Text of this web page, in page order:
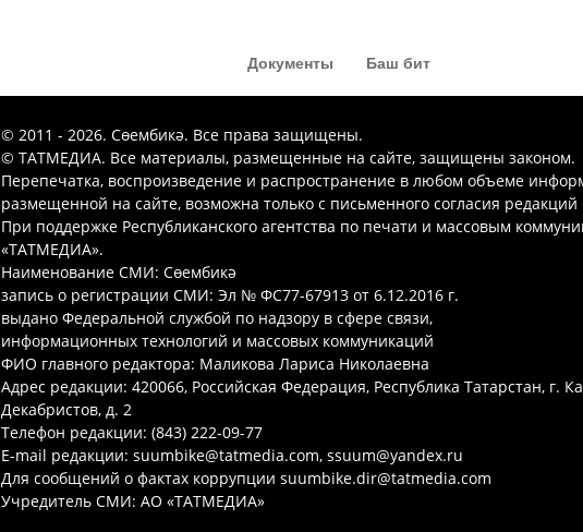
Документы Баш бит
© 2011 - 2026. Сөембикә. Все права защищены.
© ТАТМЕДИА. Все материалы, размещенные на сайте, защищены законом.
Перепечатка, воспроизведение и распространение в любом объеме
размещенной на сайте, возможна только с письменного согласия
При поддержке Республиканского агентства по печати и массовым
«ТАТМЕДИА».
Наименование СМИ: Сөембикә
запись о регистрации СМИ: Эл № ФС77-67913 от 6.12.2016 г.
выдано Федеральной службой по надзору в сфере связи,
информационных технологий и массовых коммуникаций
ФИО главного редактора: Маликова Лариса Николаевна
Адрес редакции: 420066, Российская Федерация, Республика Татарстан, г.
Декабристов, д. 2
Телефон редакции: (843) 222-09-77
E-mail редакции: suumbike@tatmedia.com, ssuum@yandex.ru
Для сообщений о фактах коррупции suumbike.dir@tatmedia.com
Учредитель СМИ: АО «ТАТМЕДИА»